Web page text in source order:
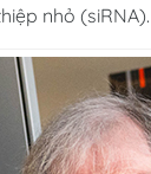
nhỏ (siRNA).